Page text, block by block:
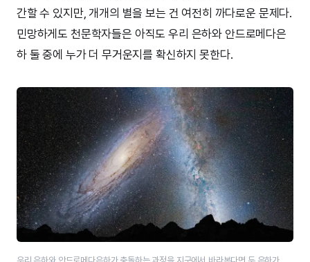
간할 수 있지만, 개개의 별을 보는 건 여전히 까다로운 문제다.
민망하게도 천문학자들은 아직도 우리 은하와 안드로메다은
하 둘 중에 누가 더 무거운지를 확신하지 못한다.